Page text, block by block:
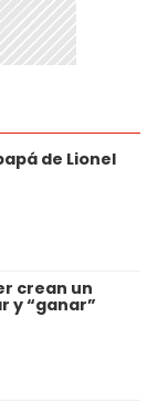
de Lionel
crean un
y “ganar”